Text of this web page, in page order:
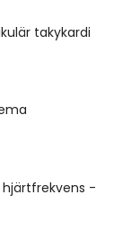
takykardi
-